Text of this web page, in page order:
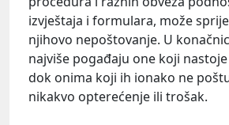
izvještaja i formulara, može
njihovo nepoštovanje. U
najviše pogađaju one koji
dok onima koji ih ionako ne
nikakvo opterećenje ili trošak.